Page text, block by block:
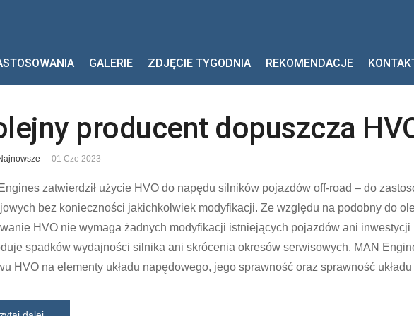
GALERIE ZDJĘCIE TYGODNIA REKOMENDACJE
producent dopuszcza
01 Cze 2023
zatwierdził użycie HVO do napędu silników pojazdów off-road – do
bez konieczności jakichkolwiek modyfikacji. Ze względu na podobny do
HVO nie wymaga żadnych modyfikacji istniejących pojazdów ani
spadków wydajności silnika ani skrócenia okresów serwisowych. MAN
HVO na elementy układu napędowego, jego sprawność oraz sprawność